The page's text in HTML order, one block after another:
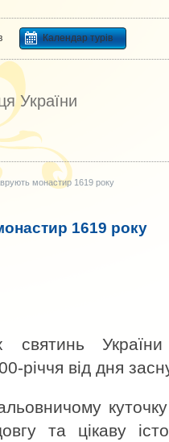
Календар турів
України
монастир 1619 року
1619 року
святинь
річчя від дня
та цікаву